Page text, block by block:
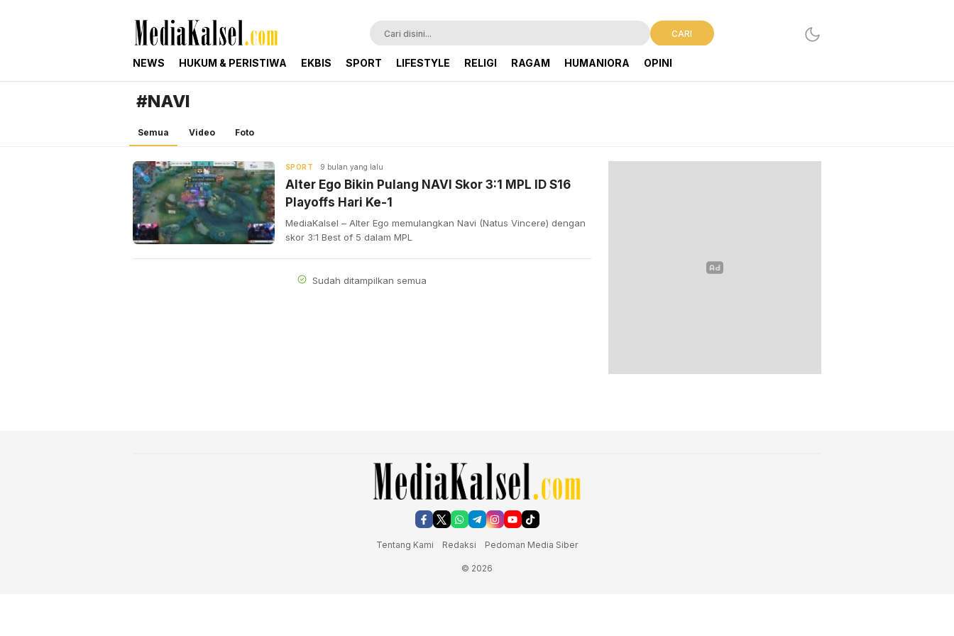
mediakalsel.com
Berita Update Banua
CARI
NEWS HUKUM & PERISTIWA EKBIS SPORT LIFESTYLE RELIGI RAGAM HUMANIORA OPINI
#NAVI
Semua Video Foto
SPORT 9 bulan yang lalu
Alter Ego Bikin Pulang NAVI Skor 3:1 MPL ID S16
Playoffs Hari Ke-1
MediaKalsel – Alter Ego memulangkan Navi (Natus Vincere) dengan
skor 3:1 Best of 5 dalam MPL
Sudah ditampilkan semua
Tentang Kami Redaksi Pedoman Media Siber
© 2026